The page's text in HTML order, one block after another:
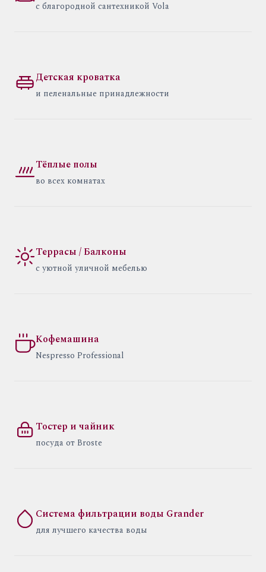
с благородной сантехникой Vola
Детская кроватка
и пеленальные принадлежности
Тёплые полы
во всех комнатах
Террасы / Балконы
с уютной уличной мебелью
Кофемашина
Nespresso Professional
Тостер и чайник
посуда от Broste
Система фильтрации воды Grander
для лучшего качества воды